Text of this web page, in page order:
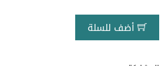
أضف للسلة